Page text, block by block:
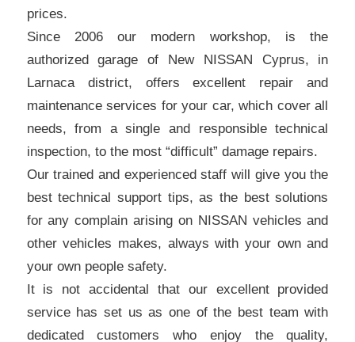
prices.
Since 2006 our modern workshop, is the
authorized garage of New NISSAN Cyprus, in
Larnaca district, offers excellent repair and
maintenance services for your car, which cover all
needs, from a single and responsible technical
inspection, to the most “difficult” damage repairs.
Our trained and experienced staff will give you the
best technical support tips, as the best solutions
for any complain arising on NISSAN vehicles and
other vehicles makes, always with your own and
your own people safety.
It is not accidental that our excellent provided
service has set us as one of the best team with
dedicated customers who enjoy the quality,